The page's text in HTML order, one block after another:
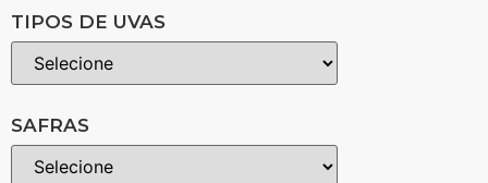
TIPOS DE UVAS
SAFRAS